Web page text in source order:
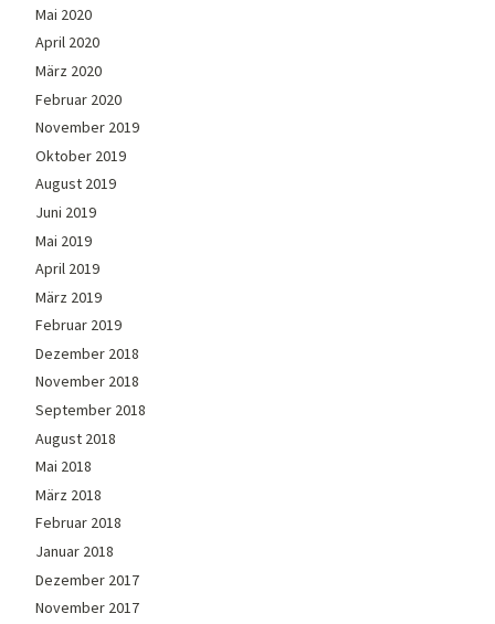
Mai 2020
April 2020
März 2020
Februar 2020
November 2019
Oktober 2019
August 2019
Juni 2019
Mai 2019
April 2019
März 2019
Februar 2019
Dezember 2018
November 2018
September 2018
August 2018
Mai 2018
März 2018
Februar 2018
Januar 2018
Dezember 2017
November 2017